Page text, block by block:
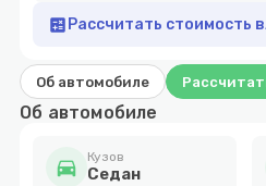
calculate Рассчитать стоимость
Об автомобиле
Об автомобиле
directions_car Кузов
Cедан